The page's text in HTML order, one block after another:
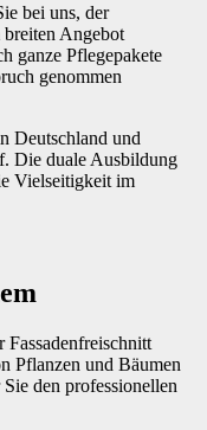
bei uns, der
Angebot
ganze Pflegepakete
genommen
Deutschland und
Die duale Ausbildung
Vielseitigkeit im
Fassadenfreischnitt
Pflanzen und Bäumen
den professionellen